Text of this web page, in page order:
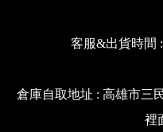
客服&出貨時間
倉庫自取地址 : 高雄市三
裡